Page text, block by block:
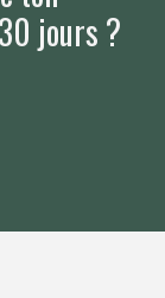
jours ?